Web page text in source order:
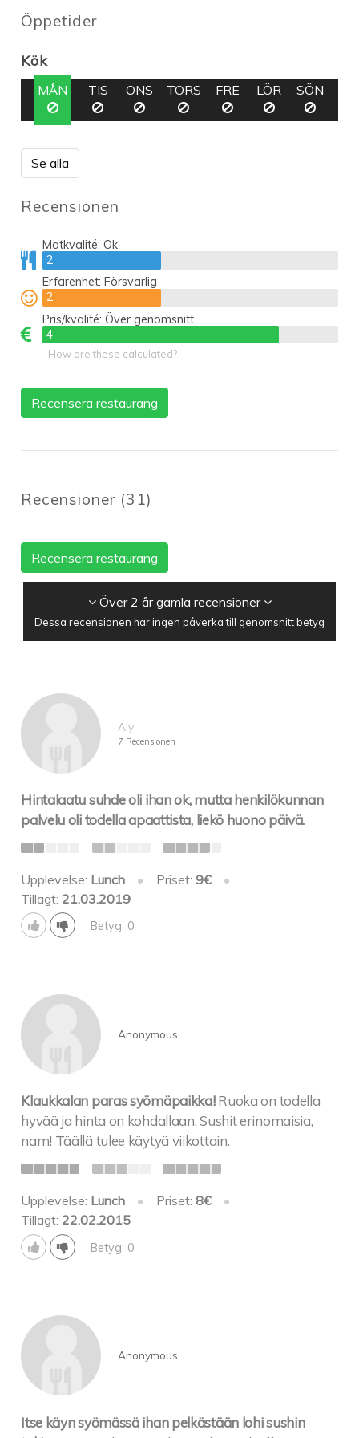
Öppetider
Kök
MÅN TIS ONS TORS FRE LÖR SÖN
Se alla
Recensionen
Matkvalité:Ok
2
2
Erfarenhet: Försvarlig
2
2
Pris/kvalité:Över genomsnitt
4
4
How are these calculated?
Recensera restaurang
Recensioner (31)
Recensera restaurang
Över 2 år gamla recensioner
Dessa recensionen har ingen påverka till genomsnitt betyg
Aly
7 Recensionen
Hintalaatu suhde oli ihan ok, mutta henkilökunnan
palvelu oli todella apaattista, liekö huono päivä.
Upplevelse: Lunch • Priset: 9€
•
Tillagt: 21.03.2019
Betyg: 0
Anonymous
Klaukkalan paras syömäpaikka! Ruoka on todella
hyvää ja hinta on kohdallaan. Sushit erinomaisia,
nam! Täällä tulee käytyä viikottain.
Upplevelse: Lunch • Priset: 8€
•
Tillagt: 22.02.2015
Betyg: 0
Anonymous
Itse käyn syömässä ihan pelkästään lohi sushin